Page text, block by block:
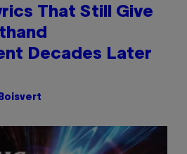
That Still Give
Decades Later